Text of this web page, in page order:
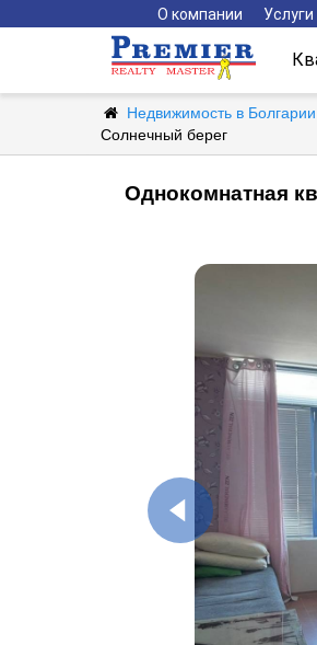
О компании Услуги
Недвижимость в Болгарии
Солнечный берег
Однокомнатная